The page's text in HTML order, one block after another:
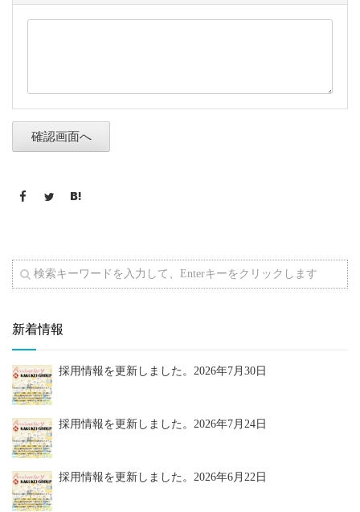
新着情報
採用情報を更新しました。 2026年7月30日
採用情報を更新しました。 2026年7月24日
採用情報を更新しました。 2026年6月22日